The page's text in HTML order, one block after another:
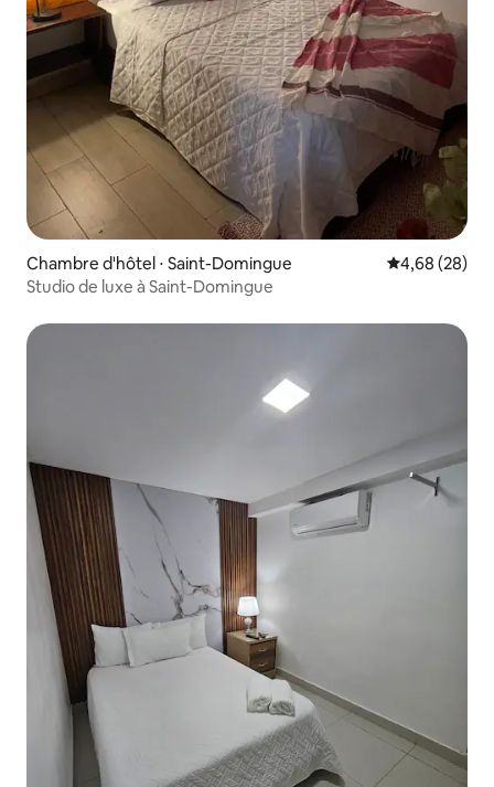
Chambre d'hôtel ⋅ Saint-Domingue Évaluation
4,68 (28)
Studio de luxe à Saint-Domingue